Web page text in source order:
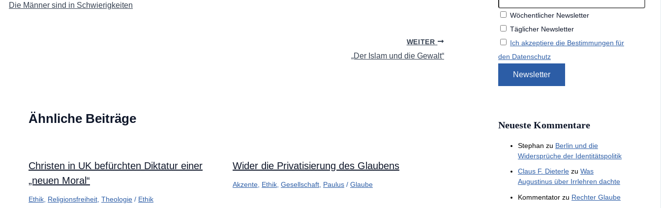
Die Männer sind in Schwierigkeiten
WEITER
„Der Islam und die Gewalt“
Ähnliche Beiträge
Christen in UK befürchten Diktatur einer
„neuen Moral“
Ethik Religionsfreiheit Theologie / Ethik
Wider die Privatisierung des Glaubens
Akzente Ethik Gesellschaft Paulus / Glaube
Wöchentlicher Newsletter
Täglicher Newsletter
Ich akzeptiere die Bestimmungen für
den Datenschutz
Neueste Kommentare
Stephan zu Berlin und die
Widersprüche der Identitätspolitik
Claus F. Dieterle zu Was
Augustinus über Irrlehren dachte
Kommentator zu Rechter Glaube